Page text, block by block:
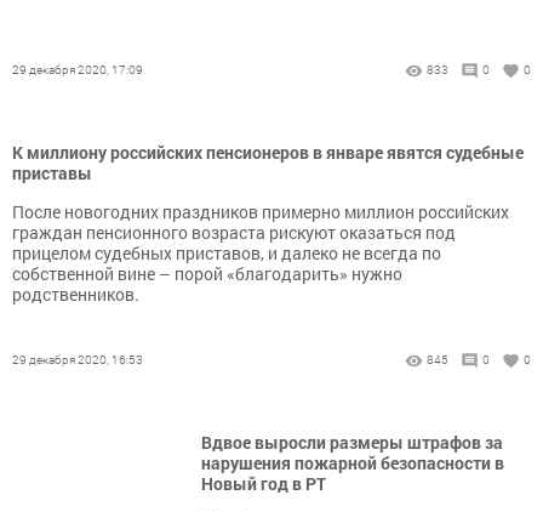
29 декабря 2020, 17:09 833 0 0
К миллиону российских пенсионеров в январе явятся судебные
приставы
После новогодних праздников примерно миллион российских
граждан пенсионного возраста рискуют оказаться под
прицелом судебных приставов, и далеко не всегда по
собственной вине – порой «благодарить» нужно
родственников.
29 декабря 2020, 16:53 845 0 0
Вдвое выросли размеры штрафов за
нарушения пожарной безопасности в
Новый год в РТ